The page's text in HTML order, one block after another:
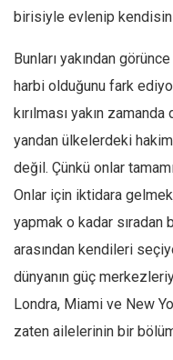
Karisi kitap sualleri
7 soruda bu hafta
Ekonomi
Gıda-Beslenme
Hayat
Türkiye
Siyaset
birisiyle evlenip
Bunları yakından
harbi olduğunu fark
kırılması yakın
yandan ülkelerdeki
değil. Çünkü onlar
Onlar için iktidara
yapmak o kadar
arasından kendileri
dünyanın güç
Londra, Miami ve New
zaten ailelerinin bir